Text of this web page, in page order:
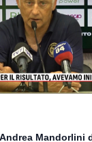
Mandorlini